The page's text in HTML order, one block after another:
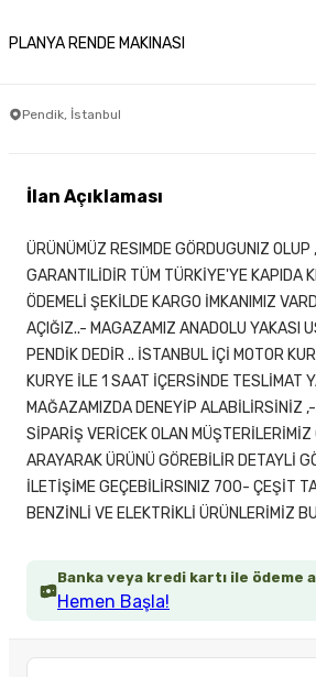
PLANYA RENDE MAKINASI
Pendik, İstanbul
Banka veya kredi kartı ile ödeme
Hemen Başla!
İlan Açıklaması
ÜRÜNÜMÜZ RESIMDE GÖRDUGUNIZ
GARANTILİDİR TÜM TÜRKİYE'YE KAPIDA
ÖDEMELİ ŞEKİLDE KARGO İMKANIMIZ
AÇIĞIZ..- MAGAZAMIZ ANADOLU YAKASI
PENDİK DEDİR .. İSTANBUL İÇİ MOTOR
KURYE İLE 1 SAAT İÇERSİNDE TESLİMAT
MAĞAZAMIZDA DENEYİP ALABİLİRSİNİZ
SİPARİŞ VERİCEK OLAN MÜŞTERİLERİMİZ
ARAYARAK ÜRÜNÜ GÖREBİLİR DETAYLİ
İLETİŞİME GEÇEBİLİRSINIZ 700- ÇEŞİT
BENZİNLİ VE ELEKTRİKLİ ÜRÜNLERİMİZ